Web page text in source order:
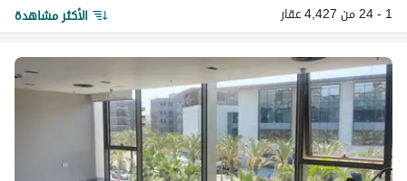
1 - 24 من 4,427 عقار الأكثر مشاهدة